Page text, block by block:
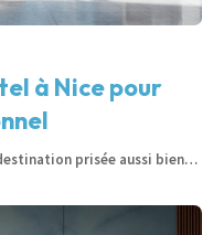
à Nice pour
prisée aussi bien…